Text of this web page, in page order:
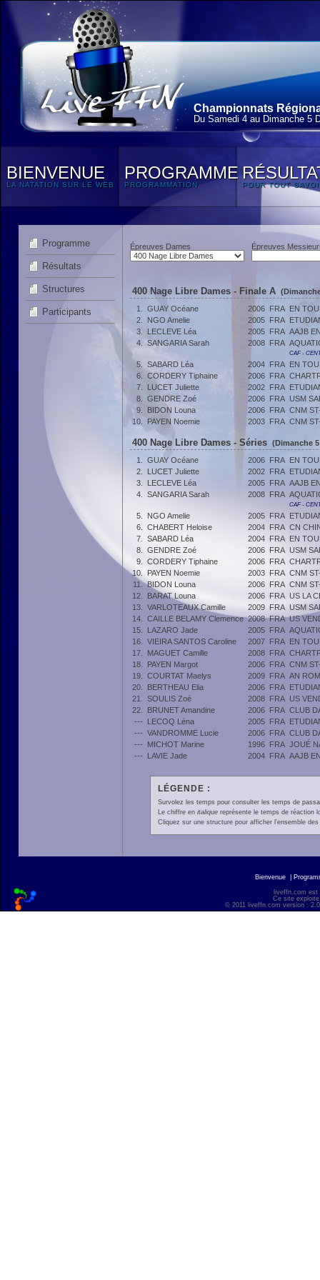
Championnats
Du Samedi 4 au Dimanche 5
BIENVENUE
LA NATATION SUR LE WEB
PROGRAMME
PROGRAMMATION POUR TOUT
Programme
Résultats
Structures
Participants
Épreuves Dames Épreuves
400 Nage Libre Dames - Finale A
1.
GUAY Océane 2006 FRA EN
2.
NGO Amelie 2005 FRA
3.
LECLEVE Léa 2005 FRA AAJB
4.
SANGARIA Sarah 2008 FRA
CAF -
5. SABARD Léa 2004 FRA EN
6.
CORDERY Tiphaine 2006 FRA
7.
LUCET Juliette 2002 FRA
8.
GENDRE Zoé 2006 FRA USM
9.
BIDON Louna 2006 FRA CNM
10.
PAYEN Noemie 2003 FRA CNM
400 Nage Libre Dames - Séries (Dimanche
1.
GUAY Océane 2006 FRA EN
2.
LUCET Juliette 2002 FRA
3.
LECLEVE Léa 2005 FRA AAJB
4.
SANGARIA Sarah 2008 FRA
CAF -
5. NGO Amelie 2005 FRA
6.
CHABERT Heloise 2004 FRA CN
7.
SABARD Léa 2004 FRA EN
8.
GENDRE Zoé 2006 FRA USM
9.
CORDERY Tiphaine 2006 FRA
10.
PAYEN Noemie 2003 FRA CNM
11. BIDON Louna 2006 FRA CNM
12.
BARAT Louna 2006 FRA US LA
13.
VARLOTEAUX Camille 2009 FRA USM
14.
CAILLE BELAMY Clemence 2008 FRA US
15.
LAZARO Jade 2005 FRA
16.
VIEIRA SANTOS Caroline 2007 FRA EN
17.
MAGUET Camille 2008 FRA
18.
PAYEN Margot 2006 FRA CNM
19.
COURTAT Maelys 2009 FRA AN
20.
BERTHEAU Elia 2006 FRA
21.
SOULIS Zoé 2008 FRA US
22.
BRUNET Amandine 2006 FRA CLUB
---
LECOQ Léna 2005 FRA
--- VANDROMME Lucie 2006 FRA CLUB
---
MICHOT Marine 1996 FRA JOUÉ
---
LAVIE Jade 2004 FRA AAJB
LÉGENDE :
Survolez les temps pour consulter les temps de
Le chiffre en italiquereprésente le temps de réaction
Cliquez sur une structure pour afficher l'ensemble
Bienvenue
liveffn.com est
Ce site
© 2011 liveffn.com version :